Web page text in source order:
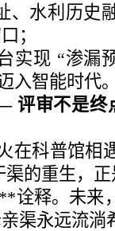
、水利历史
；
实现 “渗漏
入智能时代
审不是终
在科普馆相
渠的重生，
诠释。未来
渠永远流淌